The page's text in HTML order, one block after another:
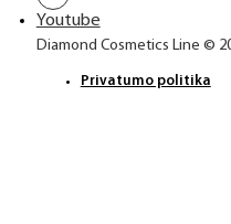
Youtube
Diamond Cosmetics Line ©
Privatumo politika